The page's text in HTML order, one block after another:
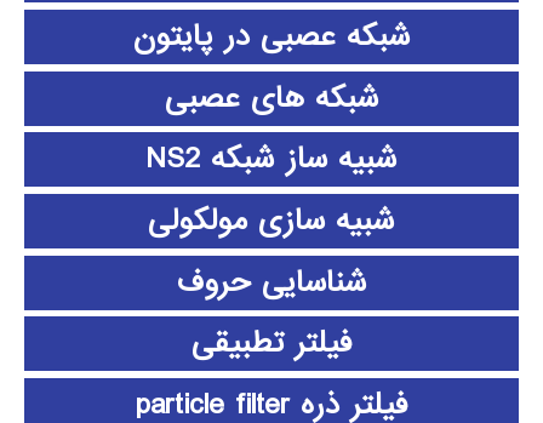
شبکه عصبی در پایتون
شبکه های عصبی
شبیه ساز شبکه NS2
شبیه سازی مولکولی
شناسایی حروف
فیلتر تطبیقی
فیلتر ذره particle filter